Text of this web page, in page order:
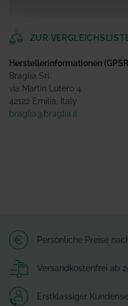
ZUR
Herstellerinformationen
Braglia Srl
via Martin Lutero 4
42122 Emilia, Italy
braglia@braglia.it
Persönliche Preise
Versandkostenfrei ab
Erstklassiger